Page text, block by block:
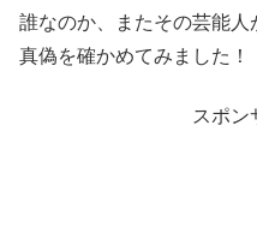
誰なのか、またその芸能
真偽を確かめてみました！
スポン